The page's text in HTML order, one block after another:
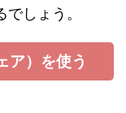
しょう。
ア）を使う